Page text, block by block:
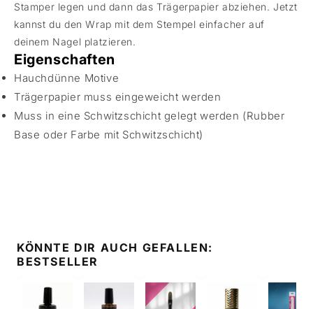
Stamper legen und dann das Trägerpapier abziehen. Jetzt
kannst du den Wrap mit dem Stempel einfacher auf
deinem Nagel platzieren.
Eigenschaften
Hauchdünne Motive
Trägerpapier muss eingeweicht werden
Muss in eine Schwitzschicht gelegt werden (Rubber
Base oder Farbe mit Schwitzschicht)
KÖNNTE DIR AUCH GEFALLEN:
BESTSELLER